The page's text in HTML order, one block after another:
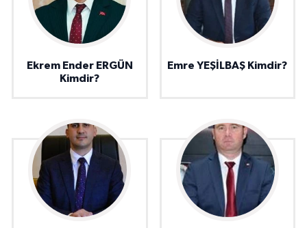
Ekrem Ender ERGÜN
Kimdir?
Emre YEŞİLBAŞ Kimdir?